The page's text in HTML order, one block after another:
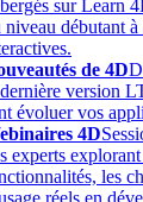
sur Learn
niveau débutant à
de 4D
version
évoluer vos
4D
experts
les
réels en